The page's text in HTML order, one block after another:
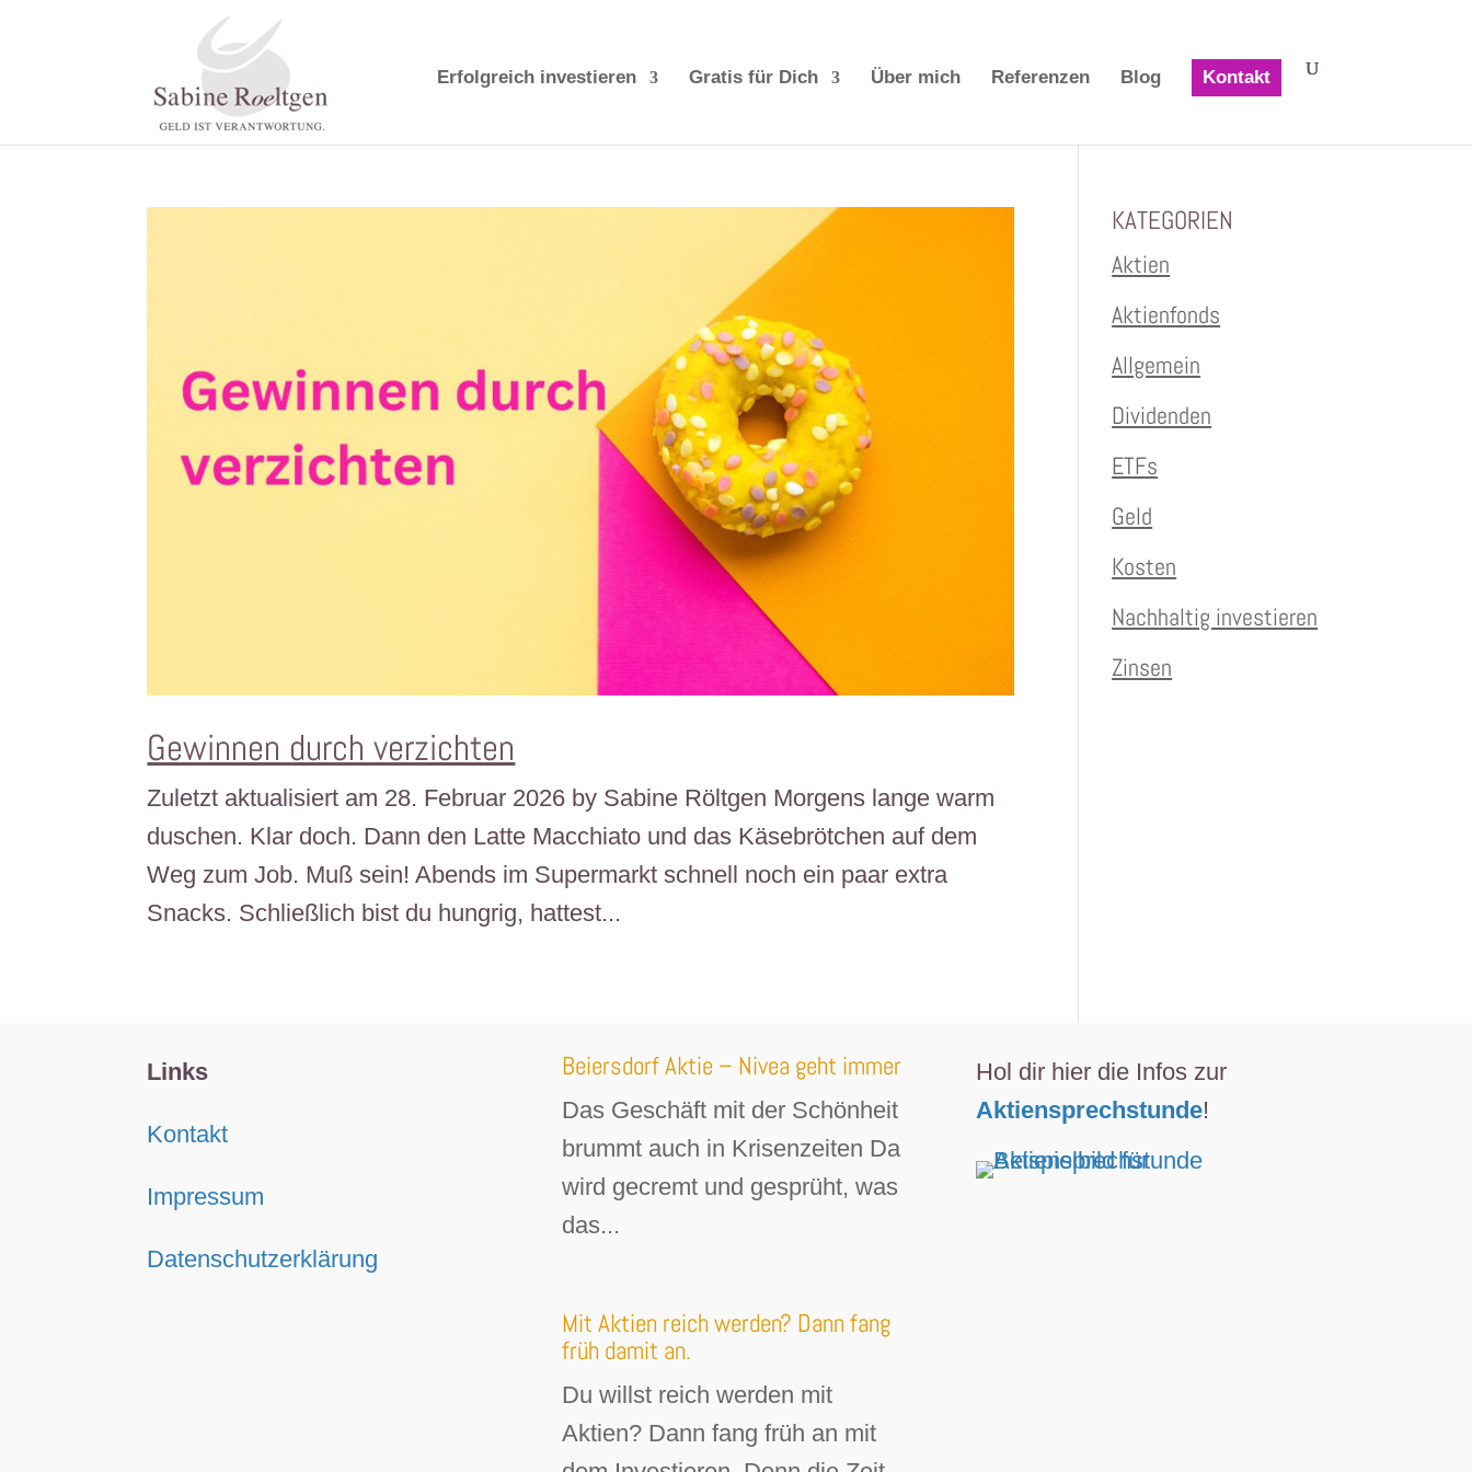
Erfolgreich investieren Gratis für Dich Über mich Referenzen Blog Kontakt
Gewinnen durch verzichten
Zuletzt aktualisiert am 28. Februar 2026 by Sabine Röltgen Morgens lange warm
duschen. Klar doch. Dann den Latte Macchiato und das Käsebrötchen auf dem
Weg zum Job. Muß sein! Abends im Supermarkt schnell noch ein paar extra
Snacks. Schließlich bist du hungrig, hattest...
KATEGORIEN
Aktien
Aktienfonds
Allgemein
Dividenden
ETFs
Geld
Kosten
Nachhaltig investieren
Zinsen
Links
Kontakt
Impressum
Datenschutzerklärung
Beiersdorf Aktie – Nivea geht immer
Das Geschäft mit der Schönheit
brummt auch in Krisenzeiten Da
wird gecremt und gesprüht, was
das...
Mit Aktien reich werden? Dann fang
früh damit an.
Du willst reich werden mit
Aktien? Dann fang früh an mit
Hol dir hier die Infos zur
Aktiensprechstunde!